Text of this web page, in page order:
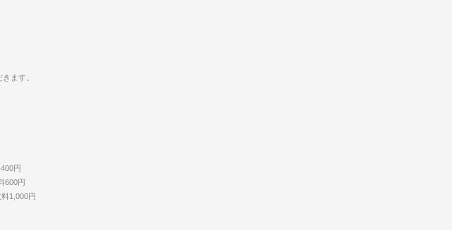
ます。
円
600円
1,000円